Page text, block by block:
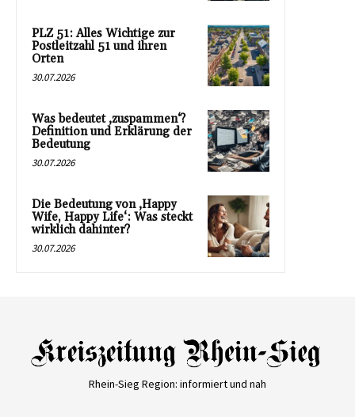
PLZ 51: Alles Wichtige zur
Postleitzahl 51 und ihren
Orten
30.07.2026
Was bedeutet ‚zuspammen‘?
Definition und Erklärung der
Bedeutung
30.07.2026
Die Bedeutung von ‚Happy
Wife, Happy Life‘: Was steckt
wirklich dahinter?
30.07.2026
Rhein-Sieg Region: informiert und nah